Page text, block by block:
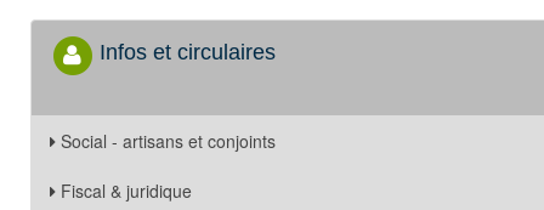
Infos et circulaires
Social - artisans et conjoints
Fiscal & juridique